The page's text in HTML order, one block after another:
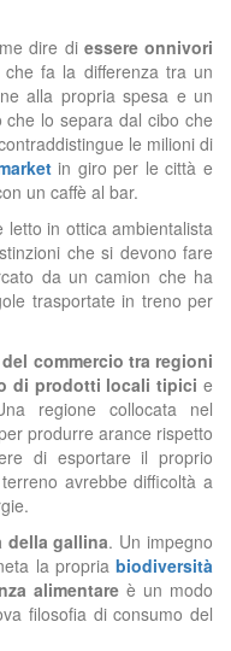
dire di essere onnivori
fa la differenza tra un
alla propria spesa e un
lo separa dal cibo che
le milioni di
in giro per le città e
un caffè al bar.
letto in ottica ambientalista
che si devono fare
da un camion che ha
trasportate in treno per
commercio tra regioni
di prodotti locali tipici e
regione collocata nel
produrre arance rispetto
di esportare il proprio
avrebbe difficoltà a
della gallina. Un impegno
la propriabiodiversità
alimentareè un modo
filosofia di consumo del